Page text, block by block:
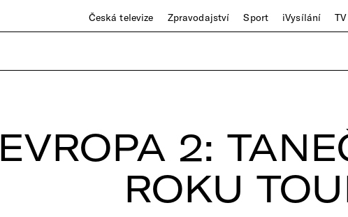
Česká televize Zpravodajství Sport iVysílání
EVROPA 2:
ROKU